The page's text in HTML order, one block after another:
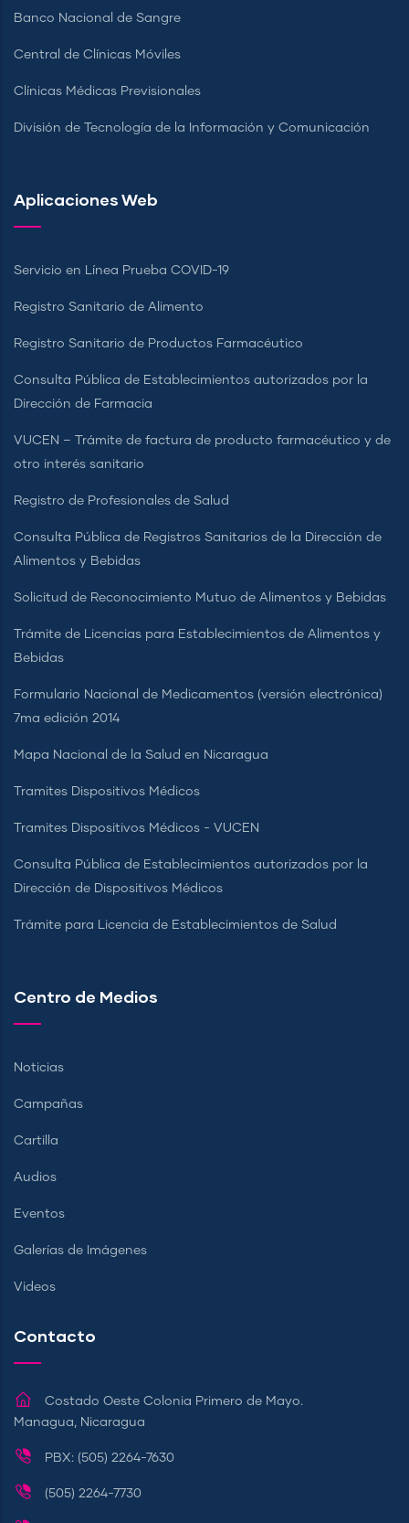
Banco Nacional de Sangre
Central de Clínicas Móviles
Clínicas Médicas Previsionales
División de Tecnología de la Información y Comunicación
Aplicaciones Web
Servicio en Línea Prueba COVID-19
Registro Sanitario de Alimento
Registro Sanitario de Productos Farmacéutico
Consulta Pública de Establecimientos autorizados por la
Dirección de Farmacia
VUCEN – Trámite de factura de producto farmacéutico y de
otro interés sanitario
Registro de Profesionales de Salud
Consulta Pública de Registros Sanitarios de la Dirección de
Alimentos y Bebidas
Solicitud de Reconocimiento Mutuo de Alimentos y Bebidas
Trámite de Licencias para Establecimientos de Alimentos y
Bebidas
Formulario Nacional de Medicamentos (versión electrónica)
7ma edición 2014
Mapa Nacional de la Salud en Nicaragua
Tramites Dispositivos Médicos
Tramites Dispositivos Médicos - VUCEN
Consulta Pública de Establecimientos autorizados por la
Dirección de Dispositivos Médicos
Trámite para Licencia de Establecimientos de Salud
Centro de Medios
Noticias
Campañas
Cartilla
Audios
Eventos
Galerías de Imágenes
Videos
Contacto
Costado Oeste Colonia Primero de Mayo.
Managua, Nicaragua
PBX: (505) 2264-7630
(505) 2264-7730